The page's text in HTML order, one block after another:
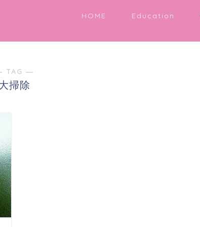
HOME Education
TAG ―
掃除